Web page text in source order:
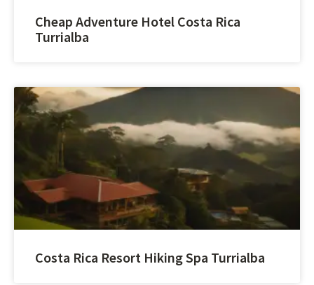
Cheap Adventure Hotel Costa Rica
Turrialba
Costa Rica Resort Hiking Spa Turrialba